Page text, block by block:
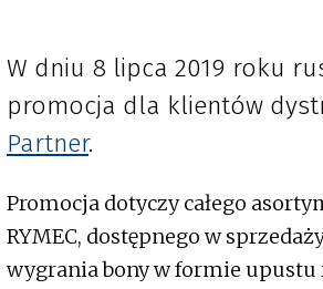
W dniu 8 lipca 2019 roku
promocja dla klientów
Partner.
Promocja dotyczy całego
RYMEC, dostępnego w
wygrania bony w formie upustu